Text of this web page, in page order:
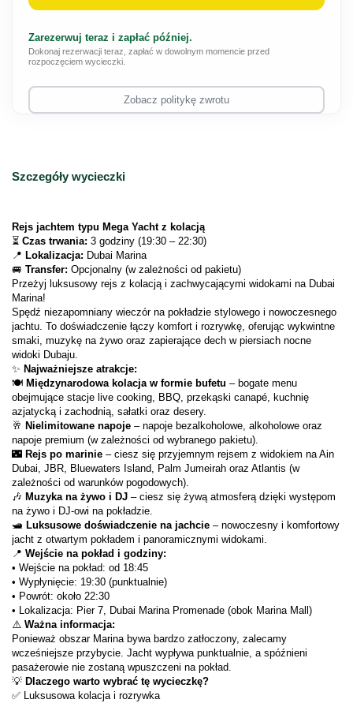
Szczegóły wycieczki
Rejs jachtem typu Mega Yacht z kolacją
⏳ Czas trwania: 3 godziny (19:30 – 22:30)
📍 Lokalizacja: Dubai Marina
🚐 Transfer: Opcjonalny (w zależności od pakietu)
Przeżyj luksusowy rejs z kolacją i zachwycającymi widokami na Dubai
Marina!
Spędź niezapomniany wieczór na pokładzie stylowego i nowoczesnego
jachtu. To doświadczenie łączy komfort i rozrywkę, oferując wykwintne
smaki, muzykę na żywo oraz zapierające dech w piersiach nocne
widoki Dubaju.
✨ Najważniejsze atrakcje:
🍽 Międzynarodowa kolacja w formie bufetu – bogate menu
obejmujące stacje live cooking, BBQ, przekąski canapé, kuchnię
azjatycką i zachodnią, sałatki oraz desery.
🥂 Nielimitowane napoje – napoje bezalkoholowe, alkoholowe oraz
napoje premium (w zależności od wybranego pakietu).
🌃 Rejs po marinie – ciesz się przyjemnym rejsem z widokiem na Ain
Dubai, JBR, Bluewaters Island, Palm Jumeirah oraz Atlantis (w
zależności od warunków pogodowych).
🎶 Muzyka na żywo i DJ – ciesz się żywą atmosferą dzięki występom
na żywo i DJ-owi na pokładzie.
🛥 Luksusowe doświadczenie na jachcie – nowoczesny i komfortowy
jacht z otwartym pokładem i panoramicznymi widokami.
📍 Wejście na pokład i godziny:
• Wejście na pokład: od 18:45
• Wypłynięcie: 19:30 (punktualnie)
• Powrót: około 22:30
• Lokalizacja: Pier 7, Dubai Marina Promenade (obok Marina Mall)
⚠️ Ważna informacja:
Ponieważ obszar Marina bywa bardzo zatłoczony, zalecamy
wcześniejsze przybycie. Jacht wypływa punktualnie, a spóźnieni
pasażerowie nie zostaną wpuszczeni na pokład.
💡 Dlaczego warto wybrać tę wycieczkę?
✅ Luksusowa kolacja i rozrywka
Zarezerwuj teraz i zapłać później.
Dokonaj rezerwacji teraz, zapłać w dowolnym momencie przed
rozpoczęciem wycieczki.
Zobacz politykę zwrotu